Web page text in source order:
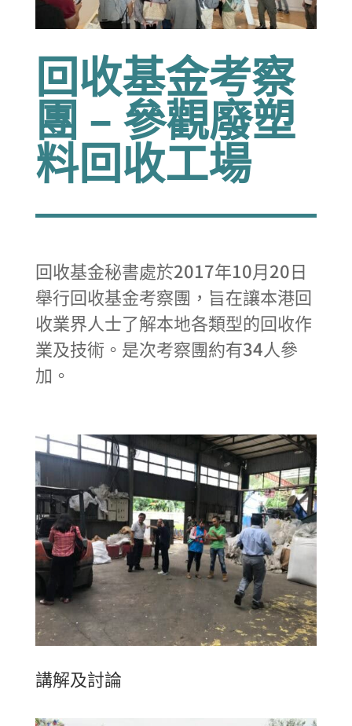
回收基金考察
團 – 參觀廢塑
料回收工場
回收基金秘書處於2017年10月20日
舉行回收基金考察團，旨在讓本港回
收業界人士了解本地各類型的回收作
業及技術。是次考察團約有34人參
加。
講解及討論